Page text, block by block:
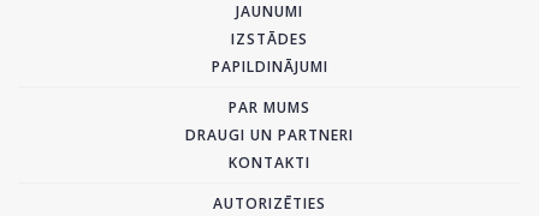
JAUNUMI
IZSTĀDES
PAPILDINĀJUMI
PAR MUMS
DRAUGI UN PARTNERI
KONTAKTI
AUTORIZĒTIES